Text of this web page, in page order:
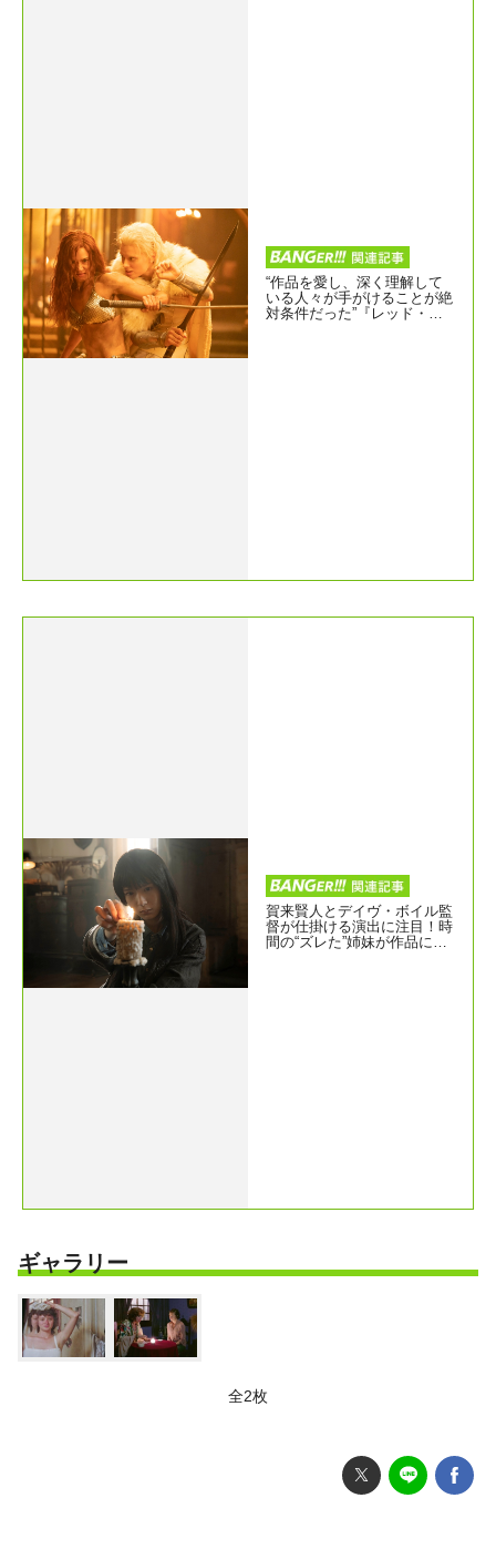
“作品を愛し、深く理解して
いる人々が手がけることが絶
対条件だった”『レッド・ソ
賀来賢人とデイヴ・ボイル監
督が仕掛ける演出に注目！時
間の“ズレた”姉妹が作品にも
ギャラリー
全2枚